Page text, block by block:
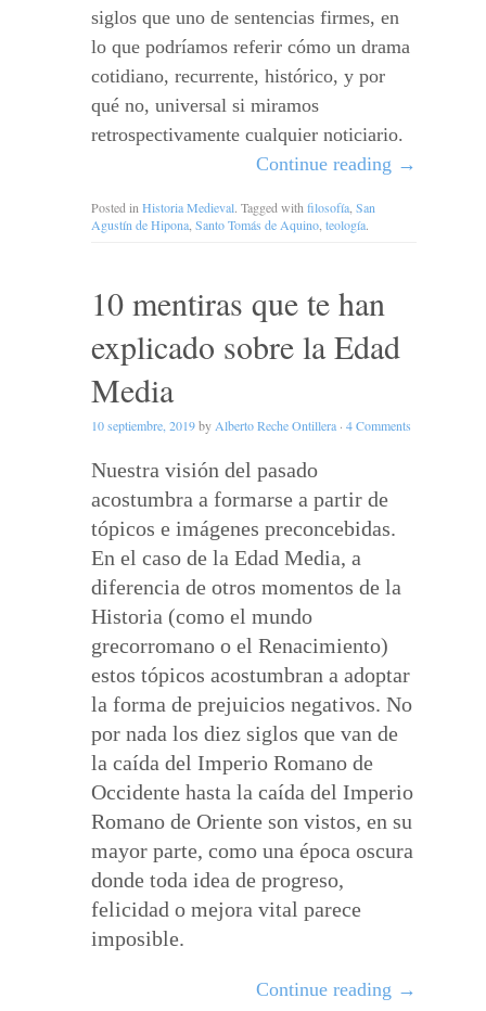
siglos que uno de sentencias firmes, en
lo que podríamos referir cómo un drama
cotidiano, recurrente, histórico, y por
qué no, universal si miramos
retrospectivamente cualquier noticiario.
Continue reading →
Posted in Historia Medieval. Tagged with filosofía San
Agustín de Hipona Santo Tomás de Aquino teología.
10 mentiras que te han
explicado sobre la Edad
Media
10 septiembre, 2019by Alberto Reche Ontillera · 4 Comments
Nuestra visión del pasado
acostumbra a formarse a partir de
tópicos e imágenes preconcebidas.
En el caso de la Edad Media, a
diferencia de otros momentos de la
Historia (como el mundo
grecorromano o el Renacimiento)
estos tópicos acostumbran a adoptar
la forma de prejuicios negativos. No
por nada los diez siglos que van de
la caída del Imperio Romano de
Occidente hasta la caída del Imperio
Romano de Oriente son vistos, en su
mayor parte, como una época oscura
donde toda idea de progreso,
felicidad o mejora vital parece
imposible.
Continue reading →